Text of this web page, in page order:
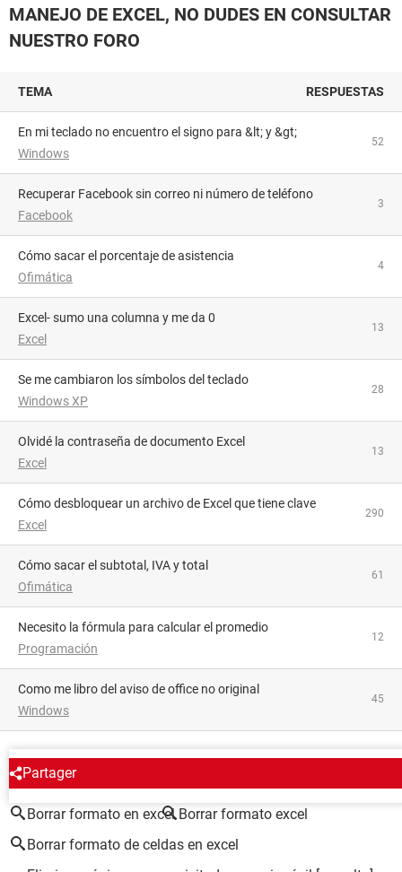
MANEJO DE EXCEL, NO DUDES EN CONSULTAR
NUESTRO FORO
TEMA RESPUESTAS
En mi teclado no encuentro el signo para &lt; y &gt;
Windows
52
Recuperar Facebook sin correo ni número de teléfono
Facebook
3
Cómo sacar el porcentaje de asistencia
Ofimática
4
Excel- sumo una columna y me da 0
Excel
13
Se me cambiaron los símbolos del teclado
Windows XP
28
Olvidé la contraseña de documento Excel
Excel
13
Cómo desbloquear un archivo de Excel que tiene clave
Excel
290
Cómo sacar el subtotal, IVA y total
Ofimática
61
Necesito la fórmula para calcular el promedio
Programación
12
como me libro del aviso de office no original
Windows
45
Partager
ALREDEDOR DEL MISMO TEMA
Borrar formato en excel Borrar formato excel
Borrar formato de celdas en excel